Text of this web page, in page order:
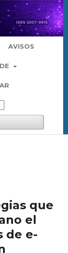
AVISOS
que
el
de e-